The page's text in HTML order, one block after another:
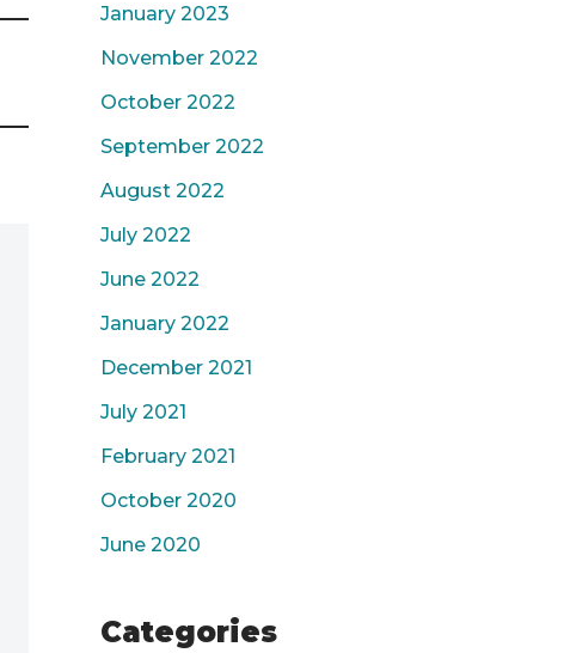
January 2023
November 2022
October 2022
September 2022
August 2022
July 2022
June 2022
January 2022
December 2021
July 2021
February 2021
October 2020
June 2020
Categories